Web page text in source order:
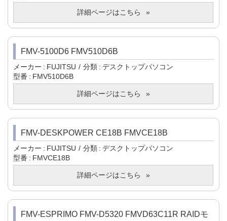
詳細ページはこちら
FMV-5100D6 FMV510D6B
メーカー FUJITSU 分類
デスクトップパソコン
型番
FMV510D6B
詳細ページはこちら
FMV-DESKPOWER CE18B FMVCE18B
メーカー FUJITSU 分類
デスクトップパソコン
型番
FMVCE18B
詳細ページはこちら
FMV-ESPRIMO FMV-D5320 FMVD63C11R RAIDモ